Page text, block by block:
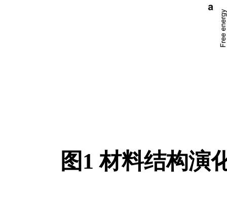
图1 材料结构演